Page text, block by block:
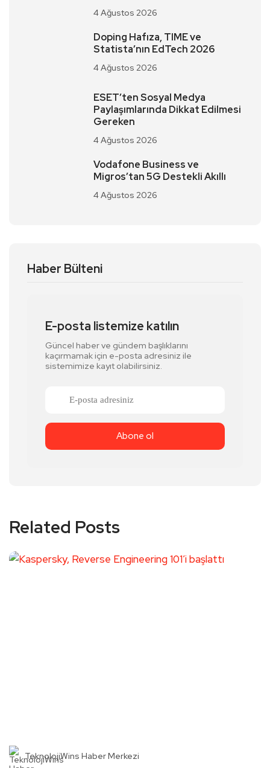
4 Ağustos 2026
Doping Hafıza, TIME ve
Statista’nın EdTech 2026
4 Ağustos 2026
ESET’ten Sosyal Medya
Paylaşımlarında Dikkat Edilmesi
Gereken
4 Ağustos 2026
Vodafone Business ve
Migros’tan 5G Destekli Akıllı
4 Ağustos 2026
Haber Bülteni
E-posta listemize katılın
Güncel haber ve gündem başlıklarını
kaçırmamak için e-posta adresiniz ile
sistemimize kayıt olabilirsiniz.
Related Posts
TeknolojiWins Haber Merkezi